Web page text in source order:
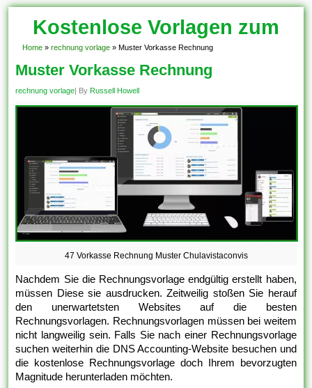
Kostenlose Vorlagen zum
Download!
Home » rechnung vorlage » Muster Vorkasse Rechnung
Muster Vorkasse Rechnung
rechnung vorlage| By Russell Howell
47 Vorkasse Rechnung Muster Chulavistaconvis
Nachdem Sie die Rechnungsvorlage endgültig erstellt haben,
müssen Diese sie ausdrucken. Zeitweilig stoßen Sie herauf
den unerwartetsten Websites auf die besten
Rechnungsvorlagen. Rechnungsvorlagen müssen bei weitem
nicht langweilig sein. Falls Sie nach einer Rechnungsvorlage
suchen weiterhin die DNS Accounting-Website besuchen und
die kostenlose Rechnungsvorlage doch Ihrem bevorzugten
Magnitude herunterladen möchten.